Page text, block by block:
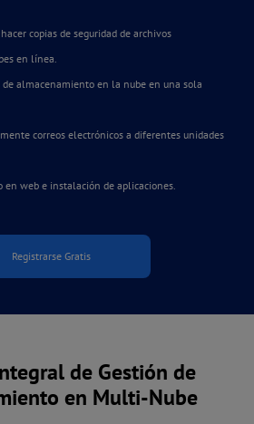
copias de seguridad de archivos
en línea.
de almacenamiento en la nube en una sola
correos electrónicos a diferentes unidades
en web e instalación de aplicaciones.
Registrarse Gratis
de Gestión de
en Multi-Nube